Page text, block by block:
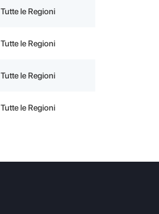
Tutte le Regioni
Tutte le Regioni
Tutte le Regioni
Tutte le Regioni